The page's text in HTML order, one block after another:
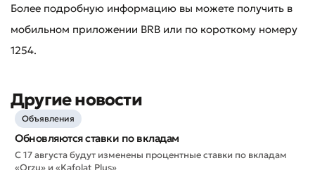
Более подробную информацию вы можете получить в
мобильном приложении BRB или по короткому номеру
1254.
Другие новости
Объявления
Обновляются ставки по вкладам
С 17 августа будут изменены процентные ставки по вкладам